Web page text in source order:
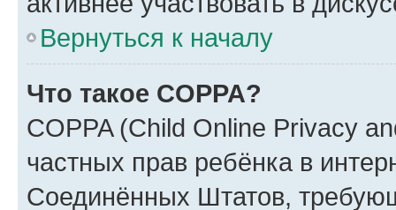
Вернуться к началу
Что такое COPPA?
COPPA (Child Online Privacy
частных прав ребёнка в
Соединённых Штатов,